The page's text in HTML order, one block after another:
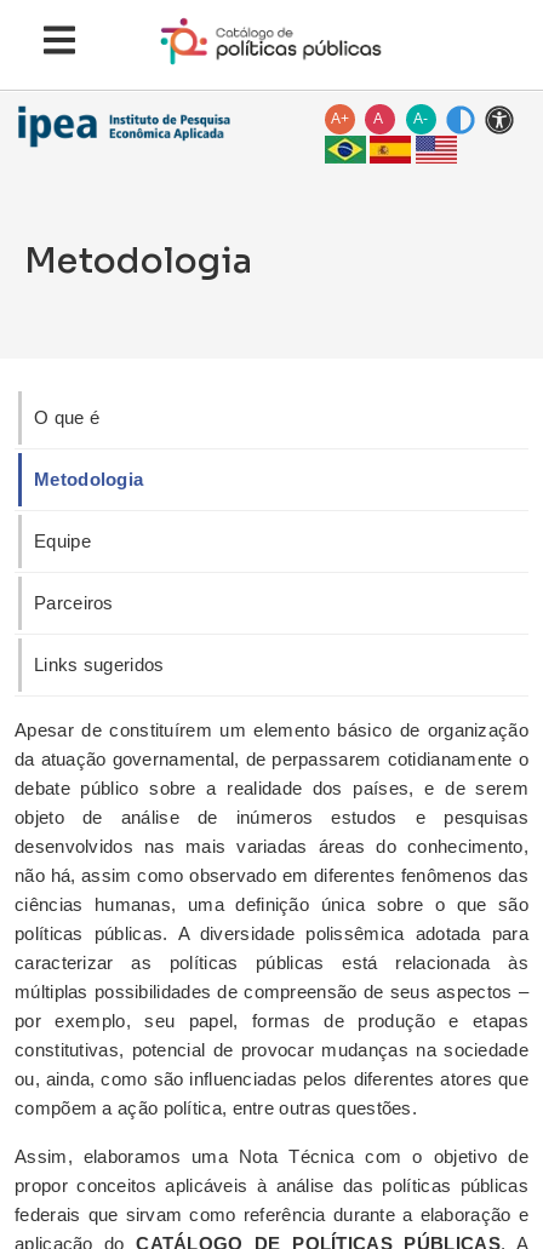
A+ A A-
Metodologia
O que é
Metodologia
Equipe
Parceiros
Links sugeridos
Apesar de constituírem um elemento básico de organização
da atuação governamental, de perpassarem cotidianamente o
debate público sobre a realidade dos países, e de serem
objeto de análise de inúmeros estudos e pesquisas
desenvolvidos nas mais variadas áreas do conhecimento,
não há, assim como observado em diferentes fenômenos das
ciências humanas, uma definição única sobre o que são
políticas públicas. A diversidade polissêmica adotada para
caracterizar as políticas públicas está relacionada às
múltiplas possibilidades de compreensão de seus aspectos –
por exemplo, seu papel, formas de produção e etapas
constitutivas, potencial de provocar mudanças na sociedade
ou, ainda, como são influenciadas pelos diferentes atores que
compõem a ação política, entre outras questões.
Assim, elaboramos uma Nota Técnica com o objetivo de
propor conceitos aplicáveis à análise das políticas públicas
federais que sirvam como referência durante a elaboração e
aplicação doCATÁLOGO DE POLÍTICAS PÚBLICAS. A